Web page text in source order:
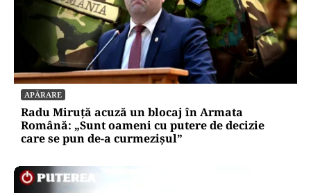
APĂRARE
Radu Miruță acuză un blocaj în Armata
Română: „Sunt oameni cu putere de decizie
care se pun de-a curmezișul”